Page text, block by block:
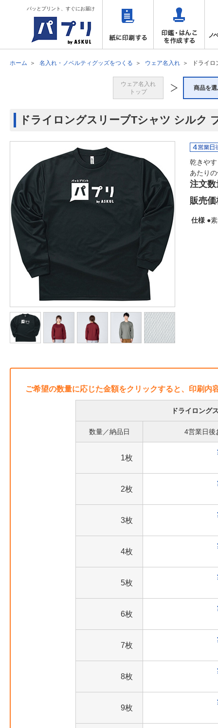
パッとプリント、すぐにお届け
ホーム 名入れ・ノベルティグッズをつくる ウェア名入れ ドライ
ウェア名入れ
トップ
商品を
ドライロングスリーブTシャツ シルク
乾きや
あたり
注文数
販売価
仕様 ●
ご希望の数量に応じた金額をクリックすると、印刷内
ドライロング
数量／納品日 4営業日後
1枚
2枚
3枚
4枚
5枚
6枚
7枚
8枚
9枚